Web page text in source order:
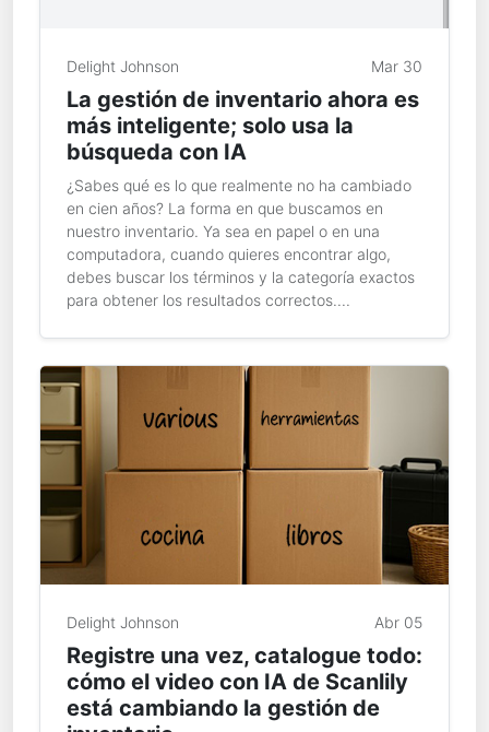
Delight Johnson Mar 30
La gestión de inventario ahora es
más inteligente; solo usa la
búsqueda con IA
¿Sabes qué es lo que realmente no ha cambiado
en cien años? La forma en que buscamos en
nuestro inventario. Ya sea en papel o en una
computadora, cuando quieres encontrar algo,
debes buscar los términos y la categoría exactos
para obtener los resultados correctos....
Delight Johnson Abr 05
Registre una vez, catalogue todo:
cómo el video con IA de Scanlily
está cambiando la gestión de